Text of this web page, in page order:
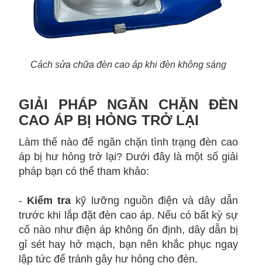
Cách sửa chữa đèn cao áp khi đèn không sáng
GIẢI PHÁP NGĂN CHẶN ĐÈN
CAO ÁP BỊ HỎNG TRỞ LẠI
Làm thế nào để ngăn chặn tình trạng đèn cao
áp bị hư hỏng trở lại? Dưới đây là một số giải
pháp bạn có thể tham khảo:
- Kiểm tra kỹ lưỡng nguồn điện và dây dẫn
trước khi lắp đặt đèn cao áp. Nếu có bất kỳ sự
cố nào như điện áp không ổn định, dây dẫn bị
gỉ sét hay hở mạch, bạn nên khắc phục ngay
lập tức để tránh gây hư hỏng cho đèn.